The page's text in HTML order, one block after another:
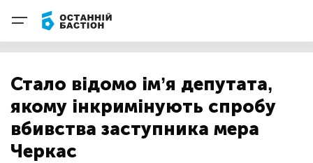
Стало відомо ім’я депутата,
якому інкримінують спробу
вбивства заступника мера
Черкас